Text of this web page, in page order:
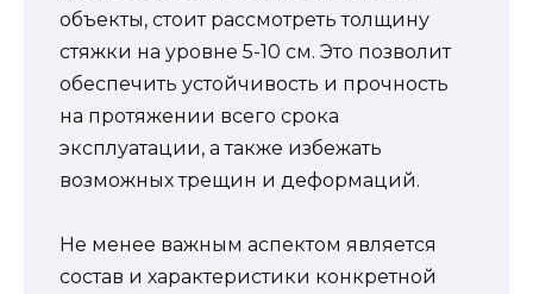
объекты, стоит рассмотреть толщину
стяжки на уровне 5-10 см. Это позволит
обеспечить устойчивость и прочность
на протяжении всего срока
эксплуатации, а также избежать
возможных трещин и деформаций.
Не менее важным аспектом является
состав и характеристики конкретной